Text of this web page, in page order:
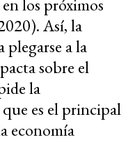
en los próximos
Así, la
plegarse a la
sobre el
la
es el principal
economía